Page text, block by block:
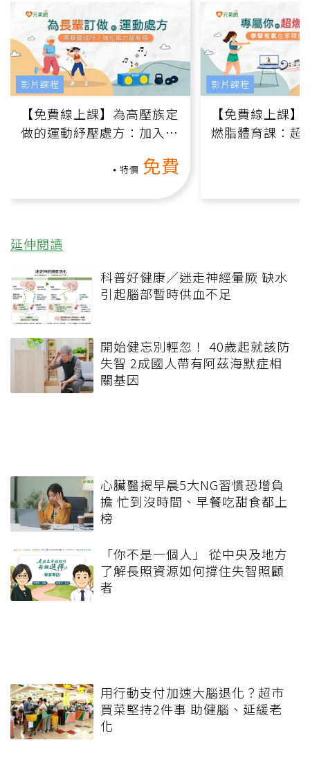
【免費線上課】為高壓族定
做的運動紓壓處方：加入行
特價 免費
影片課程
【免費線上課
燃脂體育課：超
影片課程
延伸閱讀
科普好健康／迷走神經暈厥 缺水
引起腦部暫時供血不足
開始健忘別輕忽！ 40歲起就該防
失智 2成國人帶有阿茲海默症相
關基因
心臟醫揭早晨5大NG習慣恐增負
擔 忙到沒時間、早餐吃甜食都上
榜
「你不是一個人」 從中央及地方
了解長照資源如何撐住失智照顧
者
用行動支付加速大腦退化？超市
買菜堅持2件事 助健腦、延緩老
化